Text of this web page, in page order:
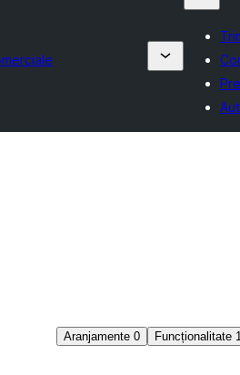
Aranjamente 0 Funcționalitate